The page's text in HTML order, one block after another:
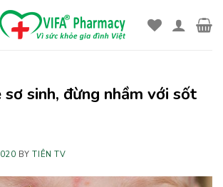
sinh, đừng nhầm với sốt
BYTIÊN TV